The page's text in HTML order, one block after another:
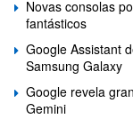
Novas consolas
fantásticos
Google Assistant
Samsung Galaxy
Google revela
Gemini